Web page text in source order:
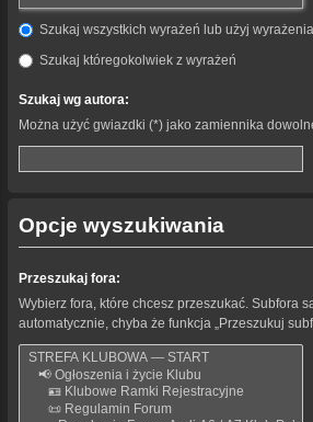
Szukaj wszystkich wyrażeń lub użyj
Szukaj któregokolwiek z wyrażeń
Szukaj wg autora:
Można użyć gwiazdki (*) jako zamiennika
Opcje wyszukiwania
Przeszukaj fora:
Wybierz fora, które chcesz przeszukać. Subfora
automatycznie, chyba że funkcja „Przeszukuj